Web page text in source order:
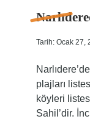
Tarih: Ocak 27,
plajları
köyleri
Sahil’dir.